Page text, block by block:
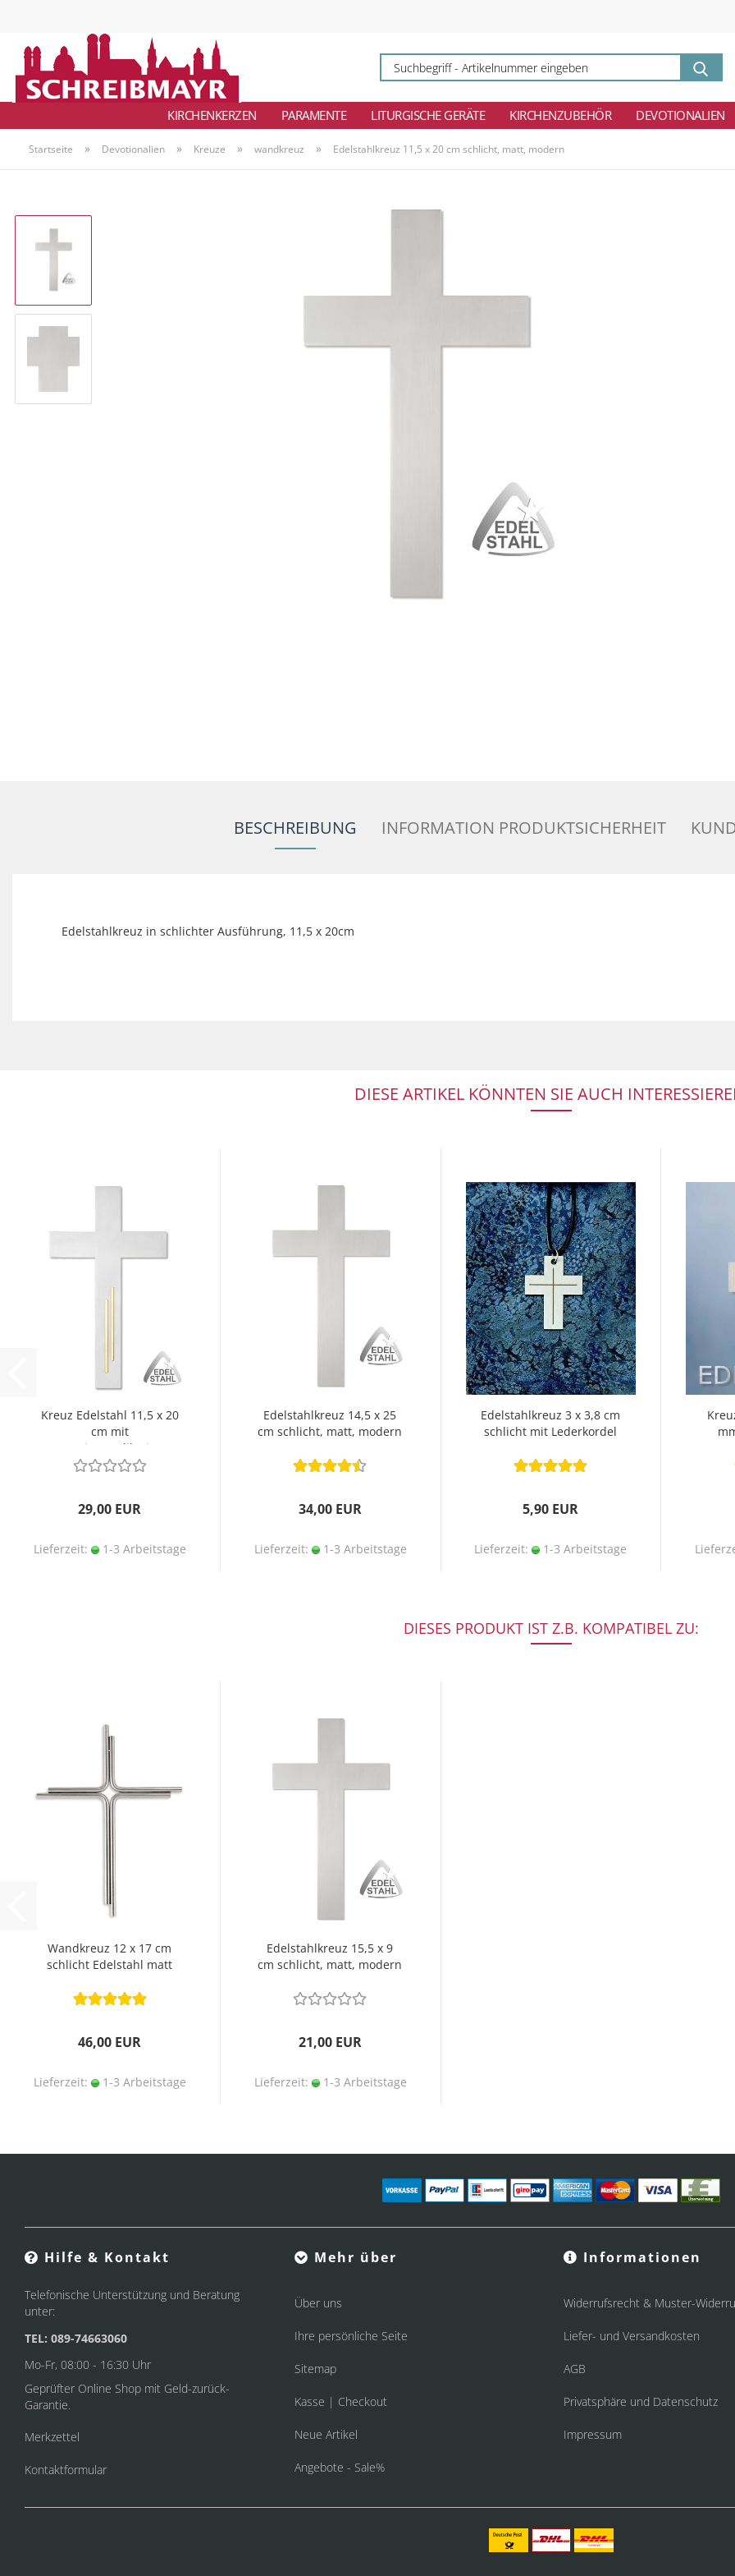
KIRCHENKERZEN PARAMENTE LITURGISCHE GERÄTE KIRCHENZUBEHÖR DEVOTIONALIEN
Startseite » Devotionalien » Kreuze » wandkreuz » Edelstahlkreuz 11,5 x 20 cm schlicht, matt, modern
BESCHREIBUNG INFORMATION PRODUKTSICHERHEIT
Edelstahlkreuz in schlichter Ausführung, 11,5 x 20cm
DIESE ARTIKEL KÖNNTEN SIE AUCH
Kreuz Edelstahl 11,5 x 20
cm mit
Messingapplikation
29,00 EUR
Lieferzeit: 1-3 Arbeitstage
Edelstahlkreuz 14,5 x 25
cm schlicht, matt, modern
34,00 EUR
Lieferzeit: 1-3 Arbeitstage
Edelstahlkreuz 3 x 3,8 cm
schlicht mit Lederkordel
5,90 EUR
Lieferzeit: 1-3 Arbeitstage
DIESES PRODUKT IST Z.B. KOMPATIBEL ZU:
Wandkreuz 12 x 17 cm
schlicht Edelstahl matt
46,00 EUR
Lieferzeit: 1-3 Arbeitstage
Edelstahlkreuz 15,5 x 9
cm schlicht, matt, modern
21,00 EUR
Lieferzeit: 1-3 Arbeitstage
Hilfe & Kontakt
Telefonische Unterstützung und Beratung
unter:
TEL: 089-74663060
Mo-Fr, 08:00 - 16:30 Uhr
Geprüfter Online Shop mit Geld-zurück-
Garantie.
Merkzettel
Kontaktformular
Mehr über
Über uns
Ihre persönliche Seite
Sitemap
Kasse | Checkout
Neue Artikel
Angebote - Sale%
Informationen
Widerrufsrecht & Muster-
Liefer- und Versandkosten
AGB
Privatsphäre und Datenschutz
Impressum